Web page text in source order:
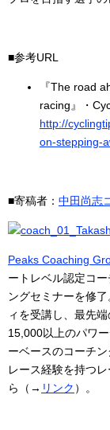
■参考URL
『The road
racing』・
http://
on-stepping-
■寄稿者： 中田尚志
Peaks Coaching
ートレベル認定コ
ングセミナーを修
ィを受講し、最先
15,000以上のパワ
ーベースのコーチ
レース経験を持つ
ら（→ リンク ）。